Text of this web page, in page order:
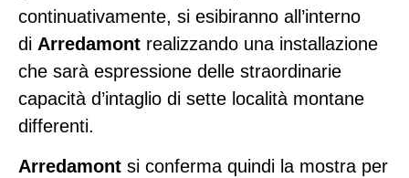
continuativamente, si esibiranno all’interno
di Arredamont realizzando una installazione
che sarà espressione delle straordinarie
capacità d’intaglio di sette località montane
differenti.
Arredamont si conferma quindi la mostra per